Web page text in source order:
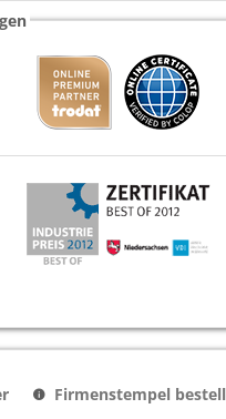
Firmenstempel